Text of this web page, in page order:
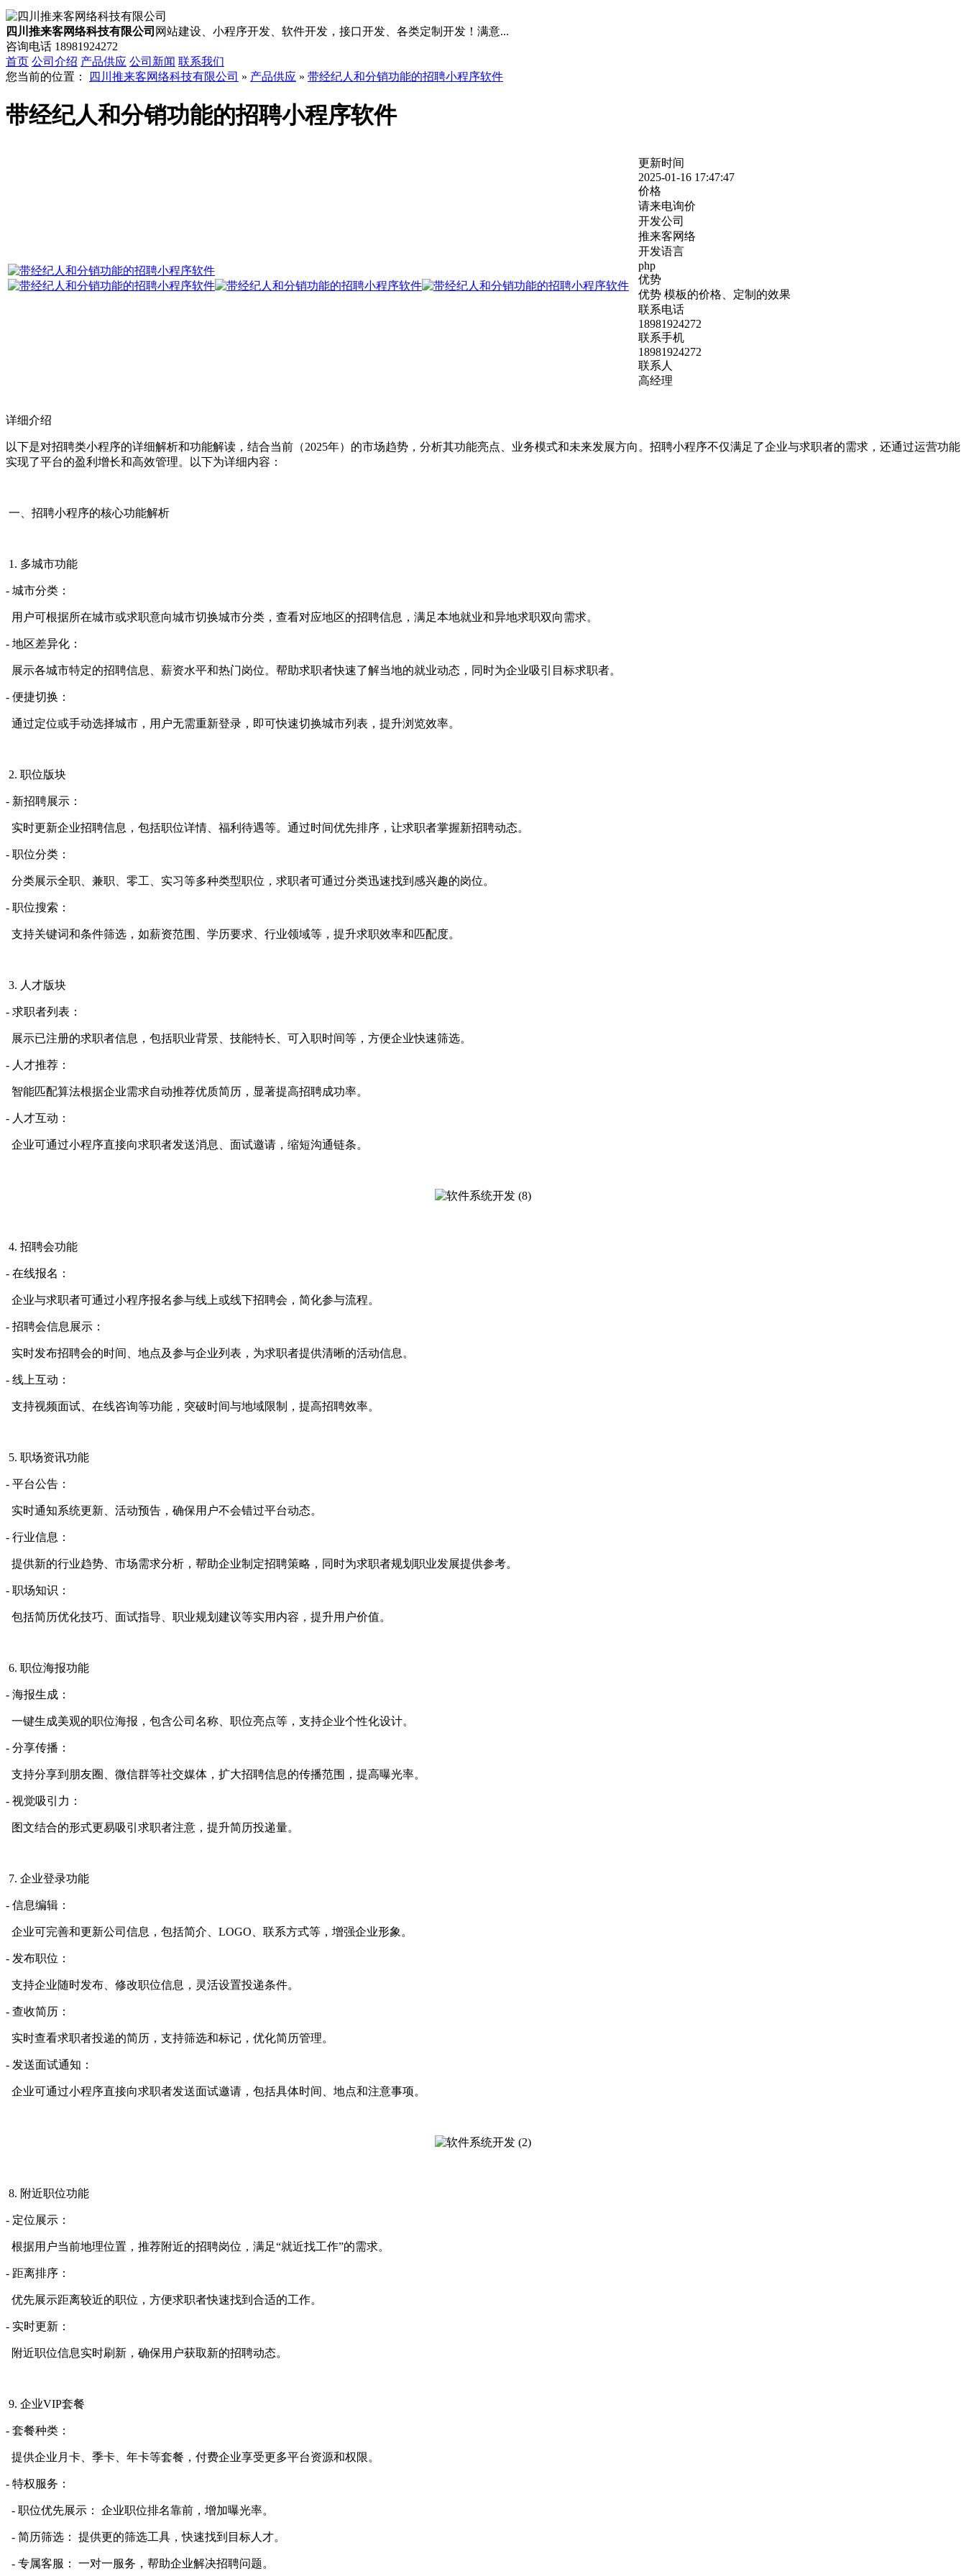
四川推来客网络科技有限公司 网站建设、小程序开发、软件开发，接口开发、各类定制开发！满意...
咨询电话 18981924272
首页 公司介绍 产品供应 公司新闻 联系我们
您当前的位置：
四川推来客网络科技有限公司 » 产品供应 » 带经纪人和分销功能的招聘小程序软件
带经纪人和分销功能的招聘小程序软件
更新时间
2025-01-16 17:47:47
价格
请来电询价
开发公司
推来客网络
开发语言
php
优势
优势 模板的价格、定制的效果
联系电话
18981924272
联系手机
18981924272
联系人
高经理
详细介绍
以下是对招聘类小程序的详细解析和功能解读，结合当前（2025年）的市场趋势，分析其功能亮点、业务模式和未来发展方向。招聘小程序不仅满足了企业与求职者的需求，还通过运营功能
实现了平台的盈利增长和高效管理。以下为详细内容：
一、招聘小程序的核心功能解析
1. 多城市功能
- 城市分类：
用户可根据所在城市或求职意向城市切换城市分类，查看对应地区的招聘信息，满足本地就业和异地求职双向需求。
- 地区差异化：
展示各城市特定的招聘信息、薪资水平和热门岗位。帮助求职者快速了解当地的就业动态，同时为企业吸引目标求职者。
- 便捷切换：
通过定位或手动选择城市，用户无需重新登录，即可快速切换城市列表，提升浏览效率。
2. 职位版块
- 新招聘展示：
实时更新企业招聘信息，包括职位详情、福利待遇等。通过时间优先排序，让求职者掌握新招聘动态。
- 职位分类：
分类展示全职、兼职、零工、实习等多种类型职位，求职者可通过分类迅速找到感兴趣的岗位。
- 职位搜索：
支持关键词和条件筛选，如薪资范围、学历要求、行业领域等，提升求职效率和匹配度。
3. 人才版块
- 求职者列表：
展示已注册的求职者信息，包括职业背景、技能特长、可入职时间等，方便企业快速筛选。
- 人才推荐：
智能匹配算法根据企业需求自动推荐优质简历，显著提高招聘成功率。
- 人才互动：
企业可通过小程序直接向求职者发送消息、面试邀请，缩短沟通链条。
4. 招聘会功能
- 在线报名：
企业与求职者可通过小程序报名参与线上或线下招聘会，简化参与流程。
- 招聘会信息展示：
实时发布招聘会的时间、地点及参与企业列表，为求职者提供清晰的活动信息。
- 线上互动：
支持视频面试、在线咨询等功能，突破时间与地域限制，提高招聘效率。
5. 职场资讯功能
- 平台公告：
实时通知系统更新、活动预告，确保用户不会错过平台动态。
- 行业信息：
提供新的行业趋势、市场需求分析，帮助企业制定招聘策略，同时为求职者规划职业发展提供参考。
- 职场知识：
包括简历优化技巧、面试指导、职业规划建议等实用内容，提升用户价值。
6. 职位海报功能
- 海报生成：
一键生成美观的职位海报，包含公司名称、职位亮点等，支持企业个性化设计。
- 分享传播：
支持分享到朋友圈、微信群等社交媒体，扩大招聘信息的传播范围，提高曝光率。
- 视觉吸引力：
图文结合的形式更易吸引求职者注意，提升简历投递量。
7. 企业登录功能
- 信息编辑：
企业可完善和更新公司信息，包括简介、LOGO、联系方式等，增强企业形象。
- 发布职位：
支持企业随时发布、修改职位信息，灵活设置投递条件。
- 查收简历：
实时查看求职者投递的简历，支持筛选和标记，优化简历管理。
- 发送面试通知：
企业可通过小程序直接向求职者发送面试邀请，包括具体时间、地点和注意事项。
8. 附近职位功能
- 定位展示：
根据用户当前地理位置，推荐附近的招聘岗位，满足“就近找工作”的需求。
- 距离排序：
优先展示距离较近的职位，方便求职者快速找到合适的工作。
- 实时更新：
附近职位信息实时刷新，确保用户获取新的招聘动态。
9. 企业VIP套餐
- 套餐种类：
提供企业月卡、季卡、年卡等套餐，付费企业享受更多平台资源和权限。
- 特权服务：
- 职位优先展示： 企业职位排名靠前，增加曝光率。
- 简历筛选： 提供更的筛选工具，快速找到目标人才。
- 专属客服： 一对一服务，帮助企业解决招聘问题。